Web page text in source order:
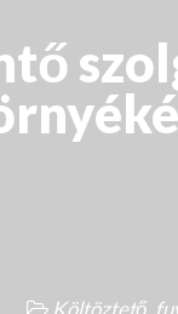
Költöztető,